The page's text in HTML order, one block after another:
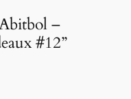
–
Electro From Bordeaux #12‏”